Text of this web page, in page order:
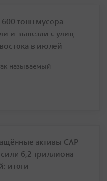
тонн мусора
и вывезли с улиц
в июлей
называемый
активы САР
6,2 триллиона
итоги